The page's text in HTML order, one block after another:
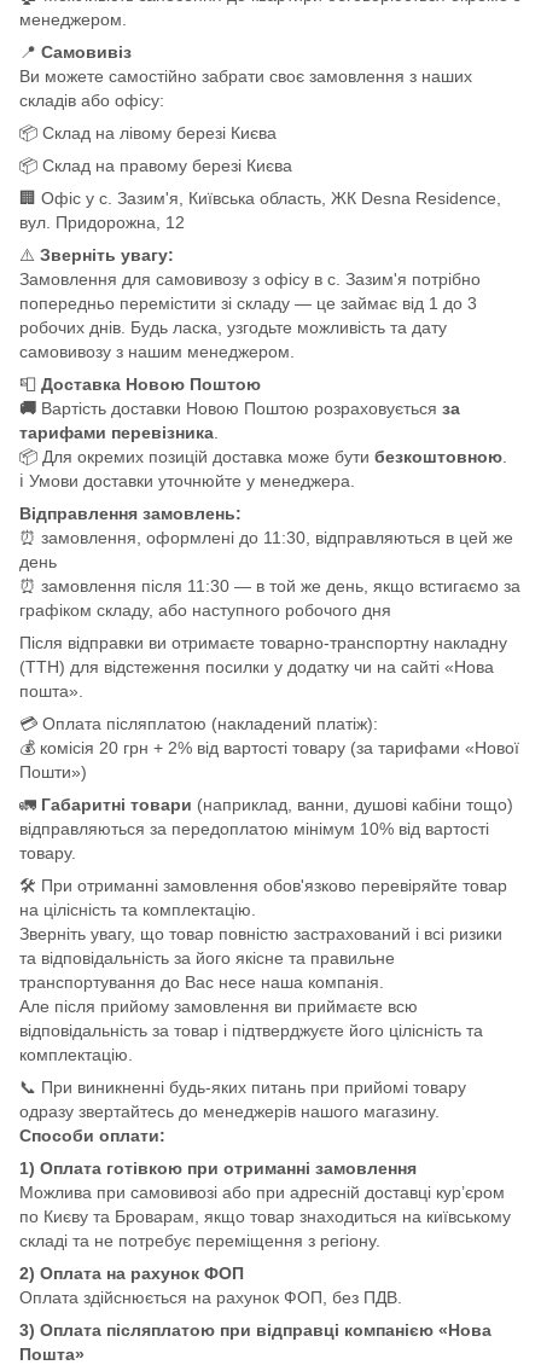
менеджером.
📍 Самовивіз
Ви можете самостійно забрати своє замовлення з наших
складів або офісу:
📦 Склад на лівому березі Києва
📦 Склад на правому березі Києва
🏢 Офіс у с. Зазим'я, Київська область, ЖК Desna Residence,
вул. Придорожна, 12
⚠️ Зверніть увагу:
Замовлення для самовивозу з офісу в с. Зазим'я потрібно
попередньо перемістити зі складу — це займає від 1 до 3
робочих днів. Будь ласка, узгодьте можливість та дату
самовивозу з нашим менеджером.
📮 Доставка Новою Поштою
🚚 Вартість доставки Новою Поштою розраховується за
тарифами перевізника
📦 Для окремих позицій доставка може бути безкоштовною
ℹ️ Умови доставки уточнюйте у менеджера.
Відправлення замовлень:
⏰ замовлення, оформлені до 11:30, відправляються в цей же
день
⏰ замовлення після 11:30 — в той же день, якщо встигаємо за
графіком складу, або наступного робочого дня
Після відправки ви отримаєте товарно-транспортну накладну
(ТТН) для відстеження посилки у додатку чи на сайті «Нова
пошта».
💳 Оплата післяплатою (накладений платіж):
💰 комісія 20 грн + 2% від вартості товару (за тарифами «Нової
Пошти»)
🚛 Габаритні товари (наприклад, ванни, душові кабіни тощо)
відправляються за передоплатою мінімум 10% від вартості
товару.
🛠️ При отриманні замовлення обов'язково перевіряйте товар
на цілісність та комплектацію.
Зверніть увагу, що товар повністю застрахований і всі ризики
та відповідальність за його якісне та правильне
транспортування до Вас несе наша компанія.
Але після прийому замовлення ви приймаєте всю
відповідальність за товар і підтверджуєте його цілісність та
комплектацію.
📞 При виникненні будь-яких питань при прийомі товару
одразу звертайтесь до менеджерів нашого магазину.
Способи оплати:
1) Оплата готівкою при отриманні замовлення
Можлива при самовивозі або при адресній доставці кур’єром
по Києву та Броварам, якщо товар знаходиться на київському
складі та не потребує переміщення з регіону.
2) Оплата на рахунок ФОП
Оплата здійснюється на рахунок ФОП, без ПДВ.
3) Оплата післяплатою при відправці компанією «Нова
Пошта»